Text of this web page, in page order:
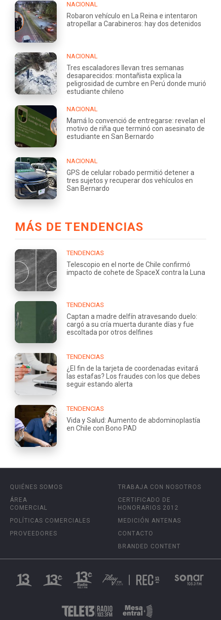
NACIONAL
Robaron vehículo en La Reina e intentaron
atropellar a Carabineros: hay dos detenidos
NACIONAL
Tres escaladores llevan tres semanas
desaparecidos: montañista explica la
peligrosidad de cumbre en Perú donde murió
estudiante chileno
NACIONAL
Mamá lo convenció de entregarse: revelan el
motivo de riña que terminó con asesinato de
estudiante en San Bernardo
NACIONAL
GPS de celular robado permitió detener a
tres sujetos y recuperar dos vehículos en
San Bernardo
MÁS DE TENDENCIAS
TENDENCIAS
Telescopio en el norte de Chile confirmó
impacto de cohete de SpaceX contra la Luna
TENDENCIAS
Captan a madre delfín atravesando duelo:
cargó a su cría muerta durante días y fue
escoltada por otros delfines
TENDENCIAS
¿El fin de la tarjeta de coordenadas evitará
las estafas? Los fraudes con los que debes
seguir estando alerta
TENDENCIAS
Vida y Salud: Aumento de abdominoplastía
en Chile con Bono PAD
QUIÉNES SOMOS
ÁREA
COMERCIAL
POLÍTICAS COMERCIALES
PROVEEDORES
TRABAJA CON NOSOTROS
CERTIFICADO DE
HONORARIOS 2012
MEDICIÓN ANTENAS
CONTACTO
BRANDED CONTENT